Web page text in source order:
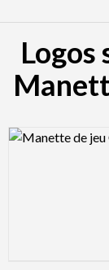
Logos
Logo Preview